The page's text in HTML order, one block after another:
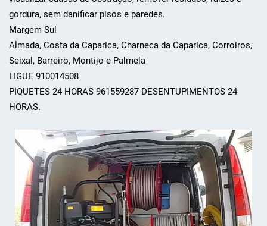
gordura, sem danificar pisos e paredes.
Margem Sul
Almada, Costa da Caparica, Charneca da Caparica, Corroiros,
Seixal, Barreiro, Montijo e Palmela
LIGUE 910014508
PIQUETES 24 HORAS 961559287 DESENTUPIMENTOS 24
HORAS.